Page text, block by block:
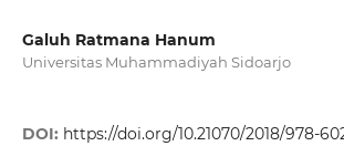
Galuh Ratmana Hanum
Universitas Muhammadiyah Sidoarjo
DOI: https://doi.org/10.21070/2018/978-